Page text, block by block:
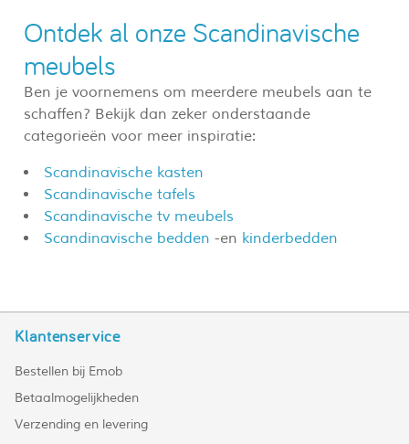
Ontdek al onze Scandinavische
meubels
Ben je voornemens om meerdere meubels aan te
schaffen? Bekijk dan zeker onderstaande
categorieën voor meer inspiratie:
Scandinavische kasten
Scandinavische tafels
Scandinavische tv meubels
Scandinavische bedden -en kinderbedden
Klantenservice
Bestellen bij Emob
Betaalmogelijkheden
Verzending en levering